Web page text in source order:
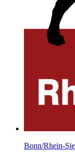
Bonn/Rhein-